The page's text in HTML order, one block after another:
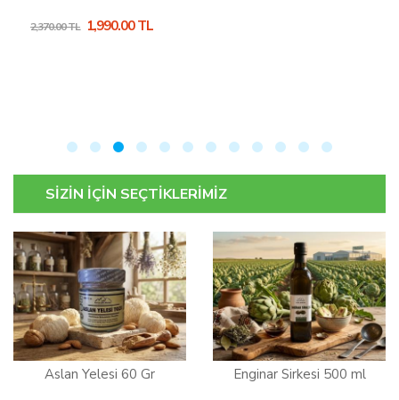
2,370.00 TL 1,990.00 TL
SİZİN İÇİN SEÇTİKLERİMİZ
Aslan Yelesi 60 Gr
Enginar Sirkesi 500 ml